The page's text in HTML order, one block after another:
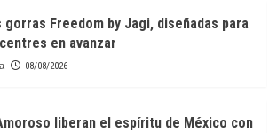
gorras Freedom by Jagi, diseñadas para
en avanzar
08/08/2026
liberan el espíritu de México con